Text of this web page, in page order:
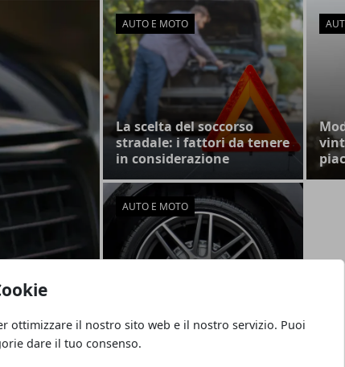
ottimizzare il nostro sito web e il nostro servizio. Puoi
dare il tuo consenso.
AUTO E MOTO
La scelta del soccorso
stradale: i fattori da tenere
in considerazione
AUTO E MOTO
Come scegliere gli
pneumatici per auto